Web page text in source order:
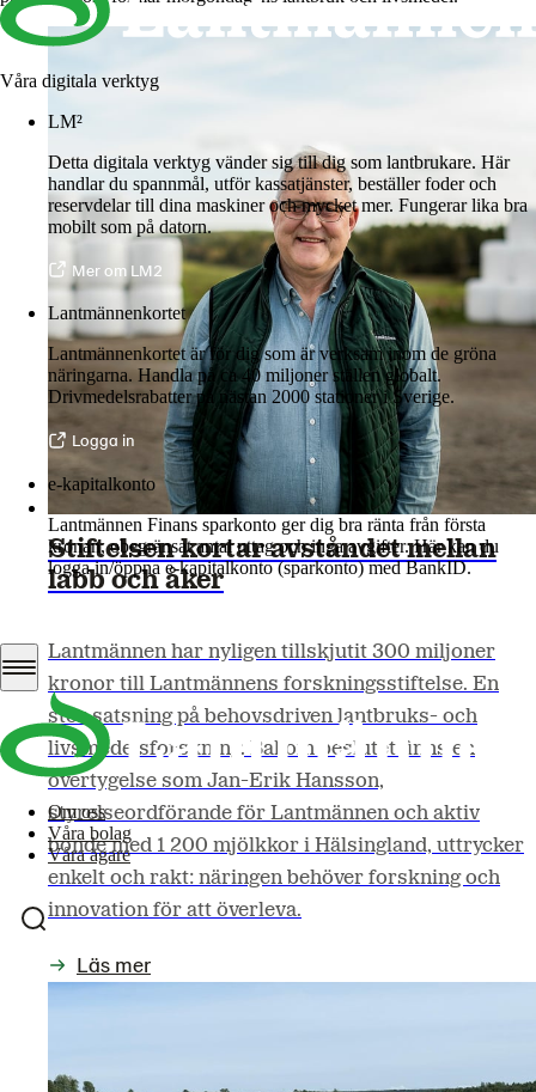
Våra digitala verktyg
LM²
Detta digitala verktyg vänder sig till dig som lantbrukare. Här
handlar du spannmål, utför kassatjänster, beställer foder och
reservdelar till dina maskiner och mycket mer. Fungerar lika bra
mobilt som på datorn.
Mer om LM2
Lantmännenkortet
Lantmännenkortet är för dig som är verksam inom de gröna
näringarna. Handla på ca 40 miljoner ställen globalt.
Drivmedelsrabatter på nästan 2000 stationer i Sverige.
Logga in
e-kapitalkonto
Lantmännen Finans sparkonto ger dig bra ränta från första
kronan, obegränsat antal uttag och inga avgifter. Här kan du
logga in/öppna e-kapitalkonto (sparkonto) med BankID.
Om oss
Våra bolag
Våra ägare
Stiftelsen kortar avståndet mellan
labb och åker
Lantmännen har nyligen tillskjutit 300 miljoner
kronor till Lantmännens forskningsstiftelse. En
stor satsning på behovsdriven lantbruks- och
livsmedelsforskning. Bakom beslutet finns en
övertygelse som Jan-Erik Hansson,
styrelseordförande för Lantmännen och aktiv
bonde med 1 200 mjölkkor i Hälsingland, uttrycker
enkelt och rakt: näringen behöver forskning och
innovation för att överleva.
Läs mer